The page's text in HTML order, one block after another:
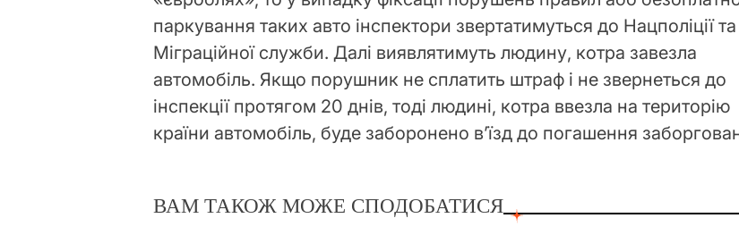
паркування таких авто інспектори звертатимуться до Нацполіції та
Міграційної служби. Далі виявлятимуть людину, котра завезла
автомобіль. Якщо порушник не сплатить штраф і не звернеться до
інспекції протягом 20 днів, тоді людині, котра ввезла на територію
країни автомобіль, буде заборонено в’їзд до погашення
ВАМ ТАКОЖ МОЖЕ СПОДОБАТИСЯ